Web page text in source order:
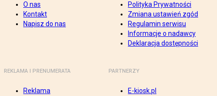
O nas
Kontakt
Napisz do nas
Polityka Prywatności
Zmiana ustawień zgód
Regulamin serwisu
Informacje o nadawcy
Deklaracja dostępności
REKLAMA I PRENUMERATA
Reklama
PARTNERZY
E-kiosk.pl